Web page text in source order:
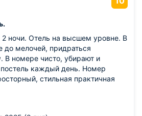
2 ночи. Отель на высшем уровне. В
до мелочей, придраться
В номере чисто, убирают и
каждый день. Номер
стильная практичная
персонал. На ресепшен